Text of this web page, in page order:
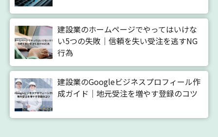
建設業のホームページでやってはいけな
い5つの失敗｜信頼を失い受注を逃すNG
行為
建設業のGoogleビジネスプロフィール作
成ガイド｜地元受注を増やす登録のコツ